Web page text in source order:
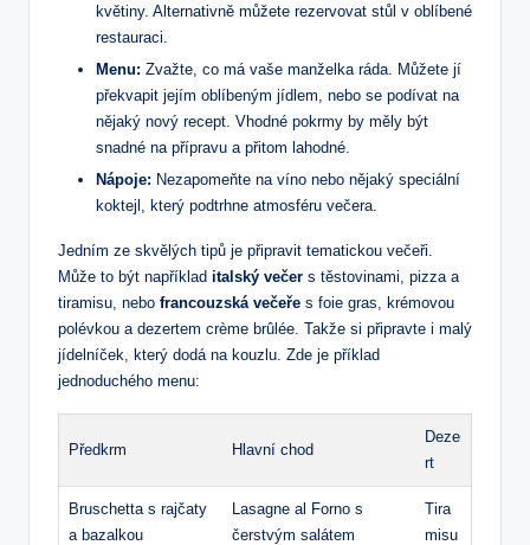
květiny. Alternativně můžete rezervovat stůl v oblíbené
restauraci.
Menu: Zvažte, ‍co má vaše ‌manželka ráda. Můžete jí
překvapit‌ jejím‍ oblíbeným jídlem,​ nebo se podívat na
nějaký ‌nový recept. Vhodné pokrmy by měly být
snadné na přípravu a přitom lahodné.
Nápoje: Nezapomeňte ‍na víno nebo⁤ nějaký ​speciální
koktejl, který​ podtrhne atmosféru večera.
Jedním ze skvělých ⁣tipů je připravit tematickou večeři.‌
Může to být například italský večer s těstovinami, pizza a
tiramisu, nebo francouzská večeře s foie gras, krémovou
polévkou a dezertem crème brûlée. Takže si připravte i malý
jídelníček, který dodá na kouzlu. Zde je příklad
⁤jednoduchého menu:
Předkrm Hlavní chod
Deze
rt
Bruschetta⁢ s rajčaty
a bazalkou
Lasagne al Forno‌ s
⁢čerstvým salátem
Tira
misu